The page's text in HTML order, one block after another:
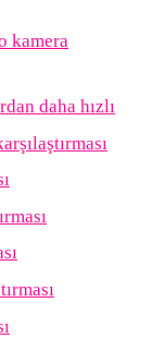
kamera
daha hızlı